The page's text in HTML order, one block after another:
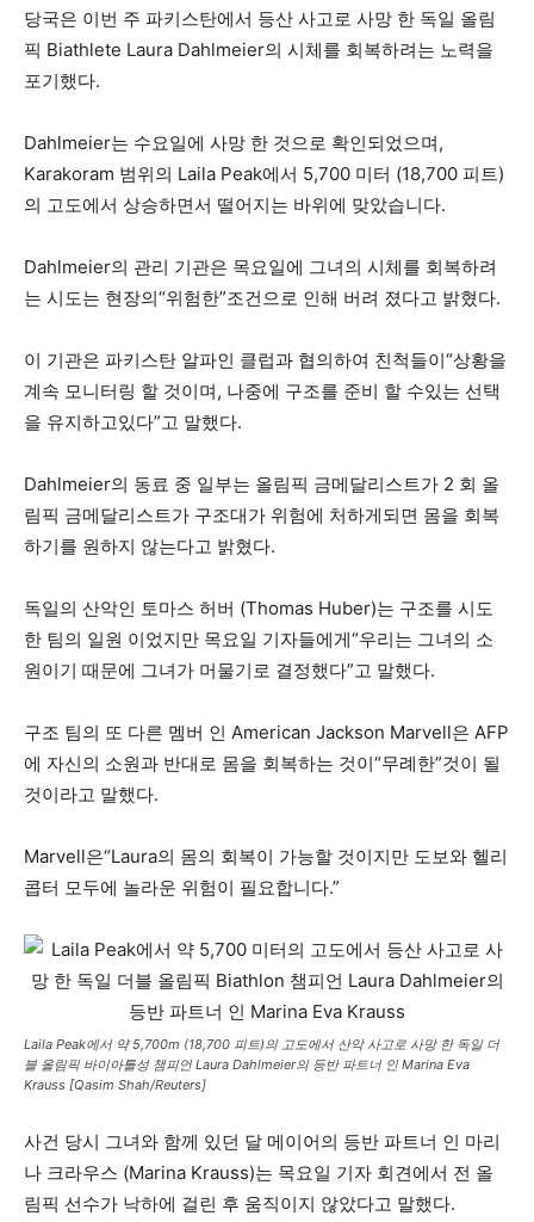
당국은 이번 주 파키스탄에서 등산 사고로 사망 한 독일 올림
픽 Biathlete Laura Dahlmeier의 시체를 회복하려는 노력을
포기했다.
Dahlmeier는 수요일에 사망 한 것으로 확인되었으며,
Karakoram 범위의 Laila Peak에서 5,700 미터 (18,700 피트)
의 고도에서 상승하면서 떨어지는 바위에 맞았습니다.
Dahlmeier의 관리 기관은 목요일에 그녀의 시체를 회복하려
는 시도는 현장의“위험한”조건으로 인해 버려 졌다고 밝혔다.
이 기관은 파키스탄 알파인 클럽과 협의하여 친척들이“상황을
계속 모니터링 할 것이며, 나중에 구조를 준비 할 수있는 선택
을 유지하고있다”고 말했다.
Dahlmeier의 동료 중 일부는 올림픽 금메달리스트가 2 회 올
림픽 금메달리스트가 구조대가 위험에 처하게되면 몸을 회복
하기를 원하지 않는다고 밝혔다.
독일의 산악인 토마스 허버 (Thomas Huber)는 구조를 시도
한 팀의 일원 이었지만 목요일 기자들에게“우리는 그녀의 소
원이기 때문에 그녀가 머물기로 결정했다”고 말했다.
구조 팀의 또 다른 멤버 인 American Jackson Marvell은 AFP
에 자신의 소원과 반대로 몸을 회복하는 것이“무례한”것이 될
것이라고 말했다.
Marvell은“Laura의 몸의 회복이 가능할 것이지만 도보와 헬리
콥터 모두에 놀라운 위험이 필요합니다.”
Laila Peak에서 약 5,700m (18,700 피트)의 고도에서 산악 사고로 사망 한 독일 더
블 올림픽 바이아틀성 챔피언 Laura Dahlmeier의 등반 파트너 인 Marina Eva
Krauss [Qasim Shah/Reuters]
사건 당시 그녀와 함께 있던 달 메이어의 등반 파트너 인 마리
나 크라우스 (Marina Krauss)는 목요일 기자 회견에서 전 올
림픽 선수가 낙하에 걸린 후 움직이지 않았다고 말했다.